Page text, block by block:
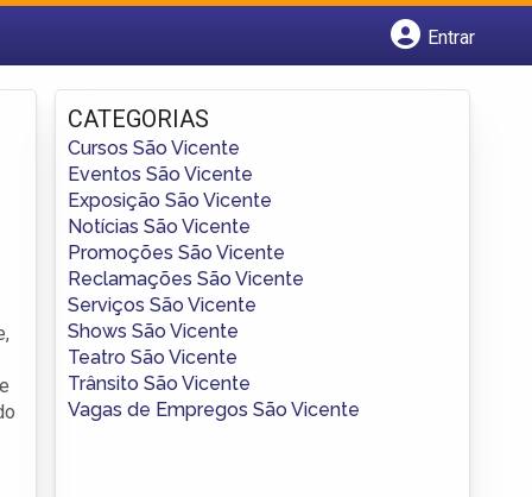
Entrar
Fazer login
Criar conta
CATEGORIAS
Cursos São Vicente
Eventos São Vicente
Exposição São Vicente
Notícias São Vicente
Promoções São Vicente
Reclamações São Vicente
Serviços São Vicente
Shows São Vicente
Teatro São Vicente
Trânsito São Vicente
Vagas de Empregos São Vicente